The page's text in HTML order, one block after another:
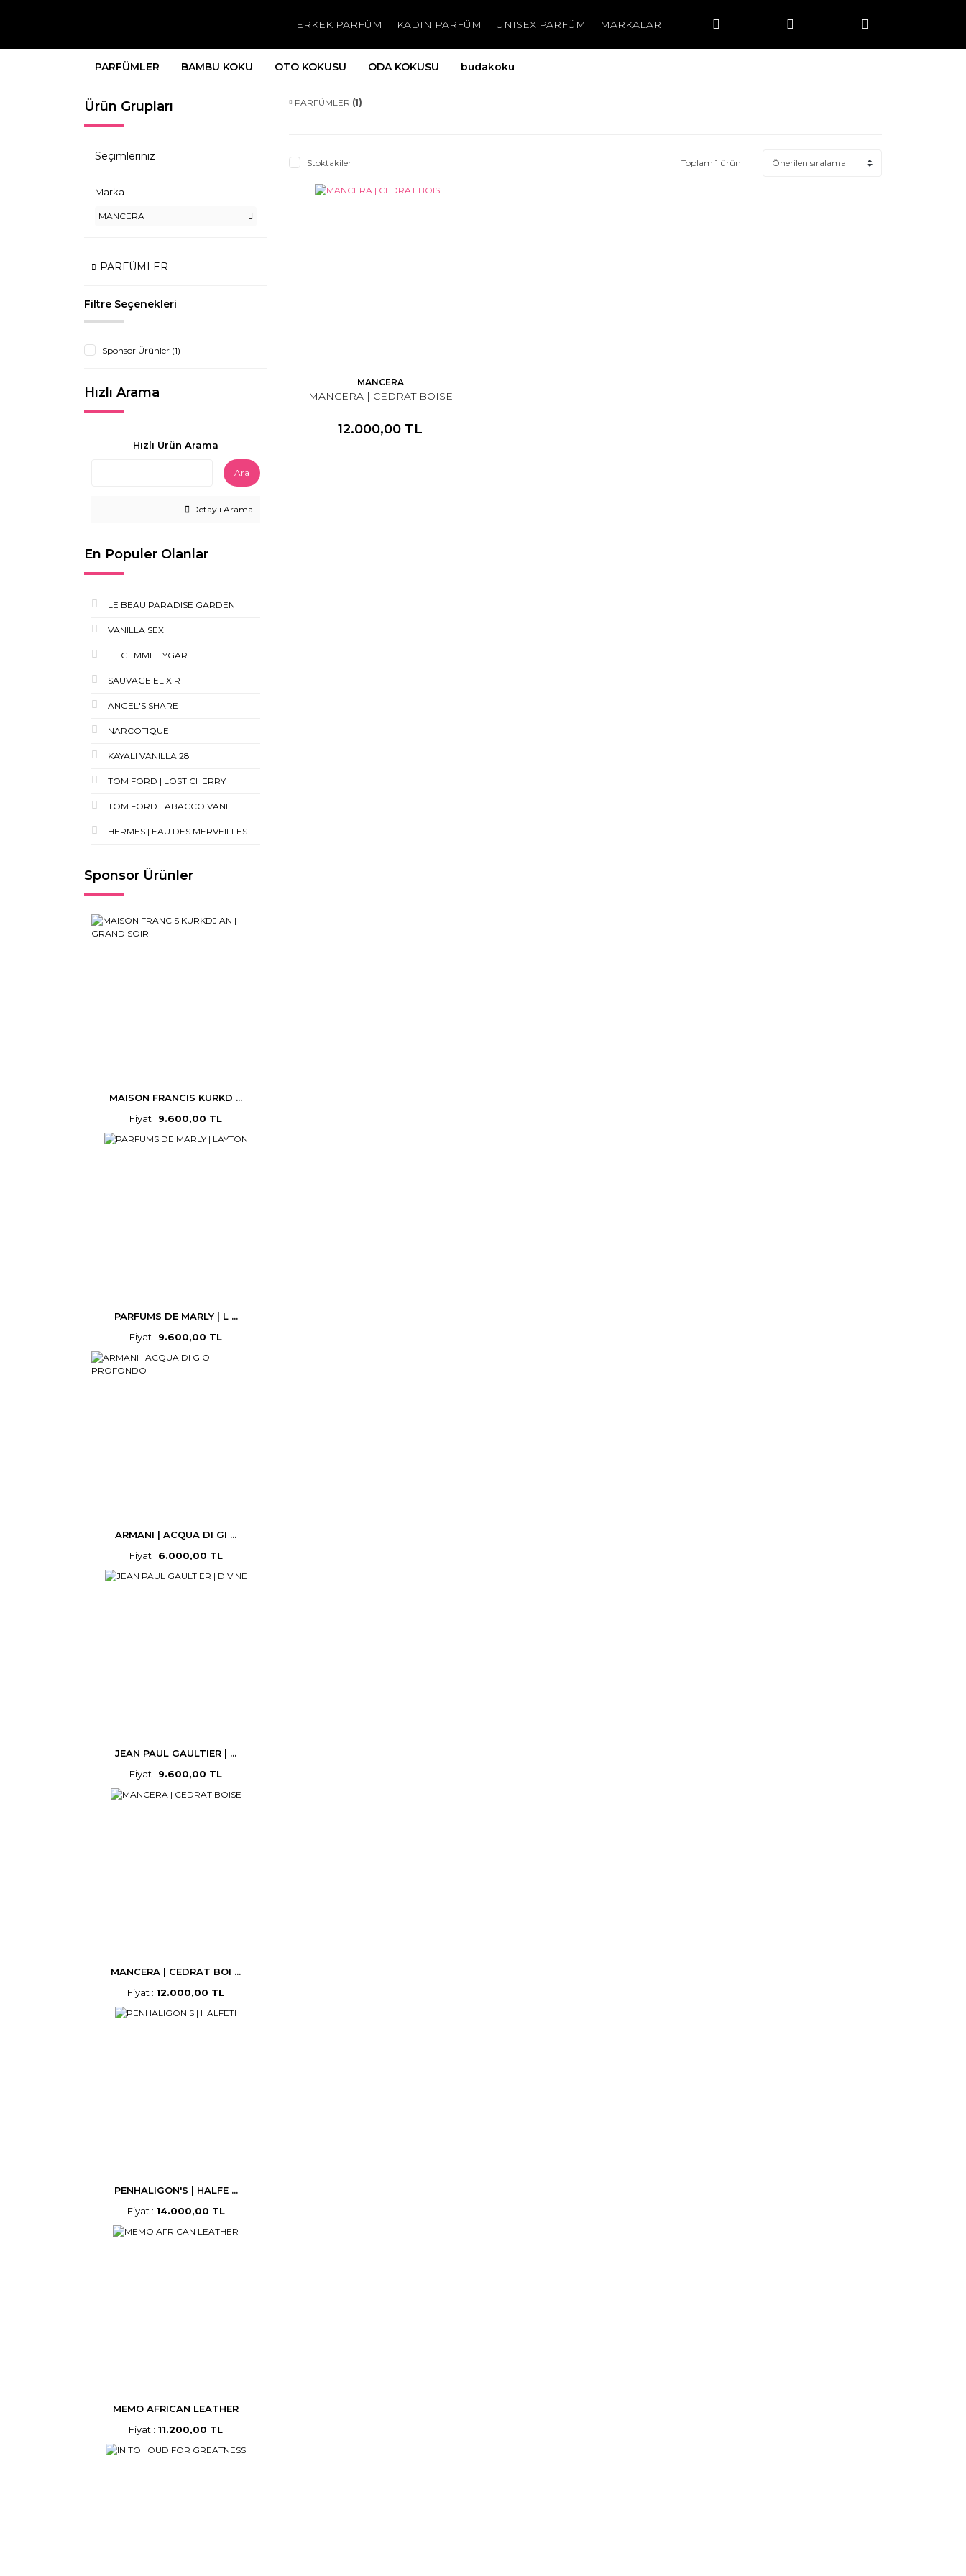
ERKEK PARFÜM KADIN PARFÜM UNISEX PARFÜM MARKALAR
PARFÜMLER BAMBU KOKU OTO KOKUSU ODA KOKUSU budakoku
Ürün Grupları
Seçimleriniz
Marka
MANCERA
PARFÜMLER
Filtre Seçenekleri
Sponsor Ürünler (1)
Hızlı Arama
Hızlı Ürün Arama
Ara
Detaylı Arama
En Populer Olanlar
LE BEAU PARADISE GARDEN
VANILLA SEX
LE GEMME TYGAR
SAUVAGE ELIXIR
ANGEL'S SHARE
NARCOTIQUE
KAYALI VANILLA 28
TOM FORD | LOST CHERRY
TOM FORD TABACCO VANILLE
HERMES | EAU DES MERVEILLES
Sponsor Ürünler
MAISON FRANCIS KURKD ...
Fiyat : 9.600,00 TL
PARFUMS DE MARLY | L ...
Fiyat : 9.600,00 TL
ARMANI | ACQUA DI GI ...
Fiyat : 6.000,00 TL
JEAN PAUL GAULTIER | ...
Fiyat : 9.600,00 TL
MANCERA | CEDRAT BOI ...
Fiyat : 12.000,00 TL
PENHALIGON'S | HALFE ...
Fiyat : 14.000,00 TL
MEMO AFRICAN LEATHER
Fiyat : 11.200,00 TL
PARFÜMLER (1)
Stoktakiler Toplam 1 ürün
MANCERA
MANCERA | CEDRAT BOISE
12.000,00 TL